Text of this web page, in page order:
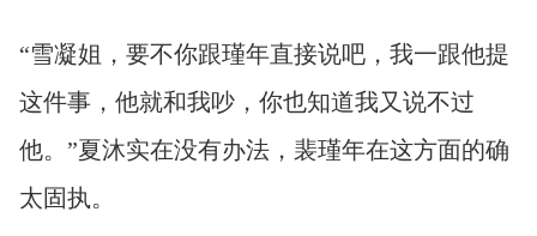
“雪凝姐，要不你跟瑾年直接说吧，我一跟他提
这件事，他就和我吵，你也知道我又说不过
他。”夏沐实在没有办法，裴瑾年在这方面的确
太固执。